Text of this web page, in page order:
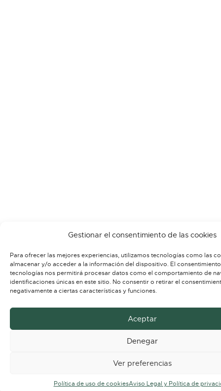
Gestionar el consentimiento de las cookies
Para ofrecer las mejores experiencias, utilizamos tecnologías como las
almacenar y/o acceder a la información del dispositivo. El
tecnologías nos permitirá procesar datos como el comportamiento de
identificaciones únicas en este sitio. No consentir o retirar el
negativamente a ciertas características y funciones.
Aceptar
Denegar
Ver preferencias
Política de uso de cookiesAviso Legal y Política de